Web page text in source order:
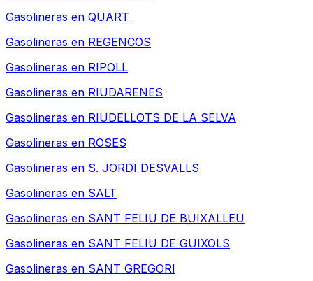
Gasolineras en QUART
Gasolineras en REGENCOS
Gasolineras en RIPOLL
Gasolineras en RIUDARENES
Gasolineras en RIUDELLOTS DE LA SELVA
Gasolineras en ROSES
Gasolineras en S. JORDI DESVALLS
Gasolineras en SALT
Gasolineras en SANT FELIU DE BUIXALLEU
Gasolineras en SANT FELIU DE GUIXOLS
Gasolineras en SANT GREGORI